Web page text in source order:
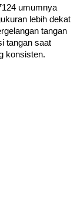
umumnya
lebih dekat
tangan
tangan saat
konsisten.